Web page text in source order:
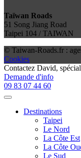
Taïwan Roads
51 Song Jiang Road
Taipei 104 / TAIWAN
© Taiwan-Roads.fr :
Cookies
Contactez David,
Demande d'info
09 83 07 44 60
Destinations
Taipei
Le Nord
La Côte Est
La Côte
Le Sud